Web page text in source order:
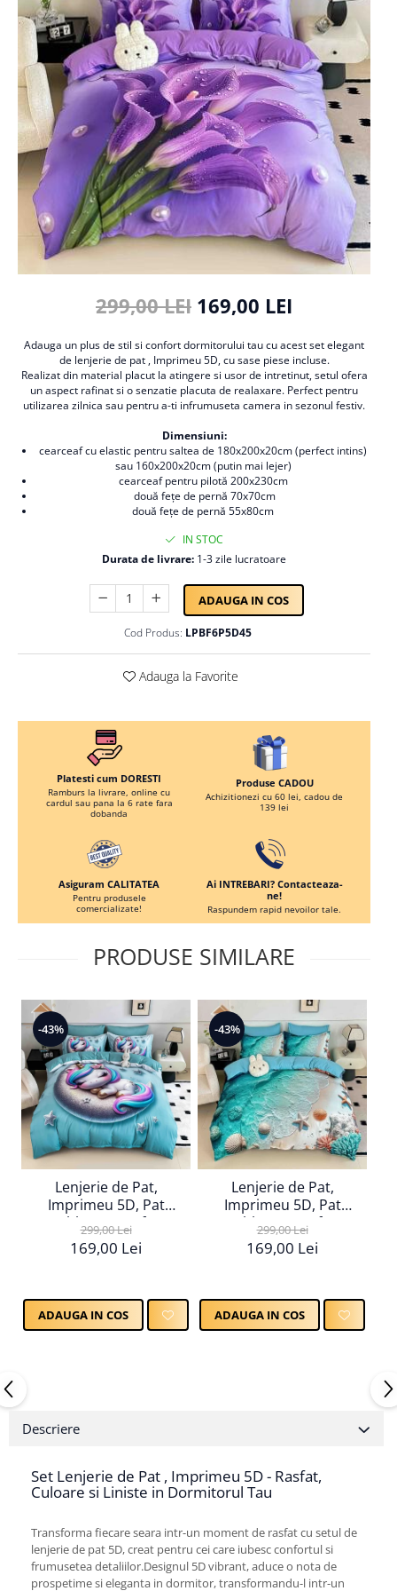
Cearceaf cu elastic
Cearceaf normal
Lenjerii De Pat Creponate
Lenjerii De Pat Bumbac Poplin 2
Persoane
Lenjerii De Pat Bumbac Poplin,
Matlasate, 2 Persoane
Lenjerii De Pat Bumbac Satinat 2
Persoane
Lenjerii De Pat Volanase
Lenjerii De Pat, Finet Premium 3D,
2 Persoane
Lenjerii De Pat Catifea
Lenjerii De Pat Cocolino
Set Lenjerie De Pat Blana
Artificiala De Iepure, 6 Piese, 2
Persoane
Lenjerii De Pat Premium Collection
Set Lenjerie De Pat, 7 Piese, Cu
Pilota / Cuvertura Inclusa
Set Lenjerie De Pat Jacquard Regal,
11 Piese, Cuvertura Inclusa
Lenjerii Damasc Egiptean King Size
Lenjerii De Pat, Finet Premium, 1
Lenjerii De Pat Damasc 1 Persoana
Lenjerii De Pat, Imprimeu 3D, 1
299,00 LEI 169,00 LEI
Adauga un plus de stil si confort dormitorului tau cu acest set elegant
de lenjerie de pat , Imprimeu 5D, cu sase piese incluse.
Realizat din material placut la atingere si usor de intretinut, setul ofera
un aspect rafinat si o senzatie placuta de realaxare. Perfect pentru
utilizarea zilnica sau pentru a-ti infrumuseta camera in sezonul festiv.
Dimensiuni:
cearceaf cu elastic pentru saltea de 180x200x20cm (perfect intins)
sau 160x200x20cm (putin mai lejer)
cearceaf pentru pilotă 200x230cm
două fețe de pernă 70x70cm
două fețe de pernă 55x80cm
IN STOC
Durata de livrare: 1-3 zile lucratoare
ADAUGA IN COS
Cod Produs: LPBF6P5D45
Adauga la Favorite
Platesti cum DORESTI
Ramburs la livrare, online cu
cardul sau pana la 6 rate fara
dobanda
Produse CADOU
Achizitionezi cu 60 lei, cadou de
139 lei
Asiguram CALITATEA
Pentru produsele
comercializate!
Ai INTREBARI? Contacteaza-
ne!
Raspundem rapid nevoilor tale.
PRODUSE SIMILARE
-43%
Lenjerie de Pat,
Imprimeu 5D, Pat
Dublu, Cearsaf cu
Elastic
299,00 Lei
169,00 Lei
ADAUGA IN COS
-43%
Lenjerie de Pat,
Imprimeu 5D, Pat
Dublu, Cearsaf cu
Elastic
299,00 Lei
169,00 Lei
ADAUGA IN COS
Descriere
Set Lenjerie de Pat , Imprimeu 5D - Rasfat,
Culoare si Liniste in Dormitorul Tau
Transforma fiecare seara intr-un moment de rasfat cu setul de
lenjerie de pat 5D, creat pentru cei care iubesc confortul si
frumusetea detaliilor.Designul 5D vibrant, aduce o nota de
prospetime si eleganta in dormitor, transformandu-l intr-un